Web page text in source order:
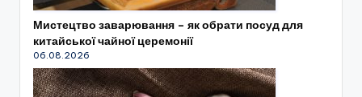
Мистецтво заварювання – як обрати посуд для
китайської чайної церемонії
06.08.2026